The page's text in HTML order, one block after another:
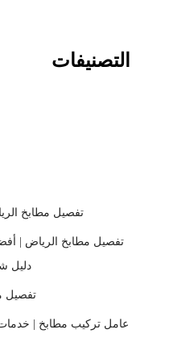
التصنيفات
تفصيل مطابخ
تفصيل مطابخ الرياض |
دليل
تفصيل
عامل تركيب مطابخ | خدمات